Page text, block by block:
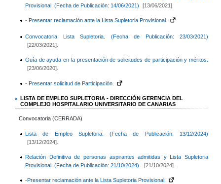
Provisional. (Fecha de Publicación: 14/06/2021)
[13/06/2021].
- Presentar reclamación ante la Lista Supletoria Provisional.
Convocatoria Lista Supletoria. (Fecha de Publicación: 23/03/2021)
[22/03/2021].
Guía de ayuda en la presentación de solicitudes de participación y méritos.
[23/06/2020].
- Presentar solicitud de Participación.
LISTA DE EMPLEO SUPLETORIA - DIRECCIÓN GERENCIA DEL
COMPLEJO HOSPITALARIO UNIVERSITARIO DE CANARIAS
Convocatoria (CERRADA)
Lista de Empleo Supletoria. (Fecha de Publicación: 13/12/2024)
[13/12/2024].
Relación Definitiva de personas aspirantes admitidas y Lista Supletoria
Provisional. (Fecha de Publicación: 21/10/2024).
[21/10/2024].
-Presentar reclamación ante la Lista Supletoria Provisional.